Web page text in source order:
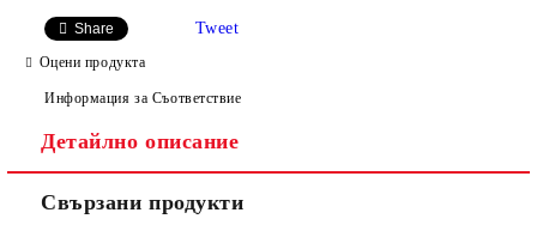
Share Tweet
Оцени продукта
Информация за Съответствие
Детайлно описание
Свързани продукти